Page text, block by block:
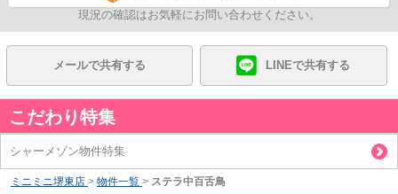
現況の確認はお気軽にお問い合わせください。
メールで共有する LINEで共有する
こだわり特集
シャーメゾン物件特集
ミニミニ堺東店 > 物件一覧 > ステラ中百舌鳥